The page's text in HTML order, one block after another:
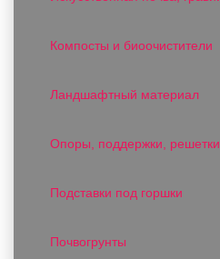
Компосты и биоочистители
Ландшафтный материал
Опоры, поддержки, решетки
Подставки под горшки
Почвогрунты